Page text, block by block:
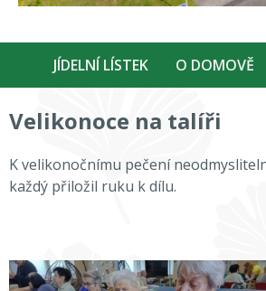
JÍDELNÍ LÍSTEK O DOMOVĚ
Velikonoce na talíři
K velikonočnímu pečení
každý přiložil ruku k dílu.